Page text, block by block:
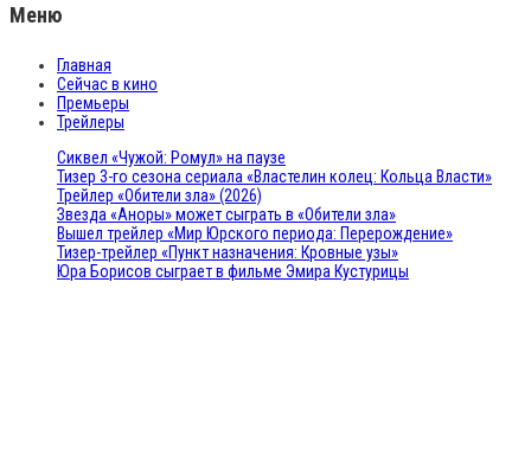
Меню
Главная
Сейчас в кино
Премьеры
Трейлеры
Сиквел «Чужой: Ромул» на паузе
Тизер 3-го сезона сериала «Властелин колец: Кольца Власти»
Трейлер «Обители зла» (2026)
Звезда «Аноры» может сыграть в «Обители зла»
Вышел трейлер «Мир Юрского периода: Перерождение»
Тизер-трейлер «Пункт назначения: Кровные узы»
Юра Борисов сыграет в фильме Эмира Кустурицы